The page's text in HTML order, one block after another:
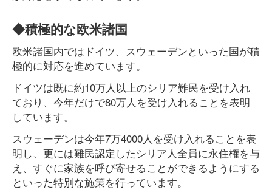
◆積極的な欧米諸国
欧米諸国内ではドイツ、スウェーデンといった国が積
極的に対応を進めています。
ドイツは既に約10万人以上のシリア難民を受け入れ
ており、今年だけで80万人を受け入れることを表明
しています。
スウェーデンは今年7万4000人を受け入れることを表
明し、更には難民認定したシリア人全員に永住権を与
え、すぐに家族を呼び寄せることができるようにする
といった特別な施策を行っています。